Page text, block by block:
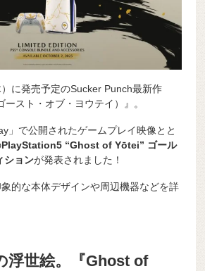
に発売予定のSucker Punch最新作
ースト・オブ・ヨウテイ）』。
」で公開されたゲームプレイ映像とと
PlayStation5 “Ghost of Yōtei” ゴール
ションが発表されました！
的な本体デザインや周辺機器などを詳
浮世絵。『Ghost of